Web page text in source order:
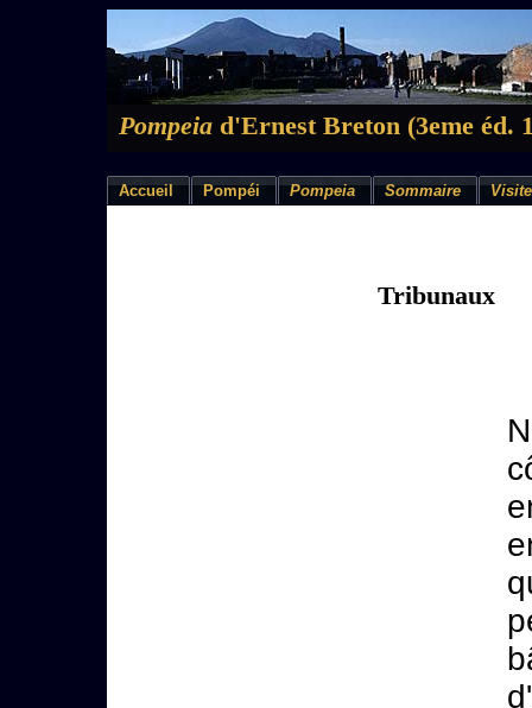
Pompeia d'Ernest Breton (3eme éd.
Accueil Pompéi Pompeia Sommaire Visite
Tribunaux